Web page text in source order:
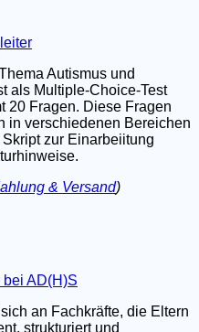
Autismus und
als Multiple-Choice-Test
20 Fragen. Diese Fragen
in verschiedenen Bereichen
zur Einarbeiitung
& Versand)
AD(H)S
an Fachkräfte, die Eltern
strukturiert und